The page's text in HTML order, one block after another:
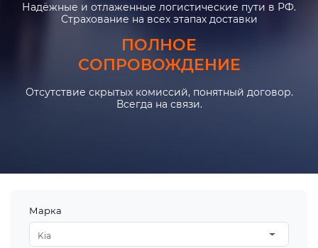
Надёжные и отлаженные логистические пути в РФ.
Страхование на всех этапах доставки
ПОЛНОЕ
СОПРОВОЖДЕНИЕ
Отсутствие скрытых комиссий, понятный договор.
Всегда на связи.
Марка
Kia